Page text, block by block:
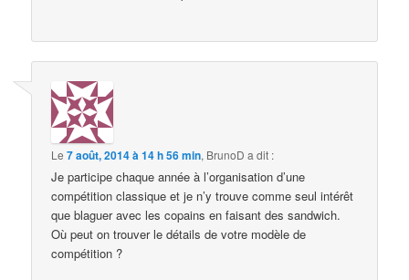
Le7 août, 2014 à 14 h 56 min, BrunoD a dit :
Je participe chaque année à l’organisation d’une
compétition classique et je n’y trouve comme seul intérêt
que blaguer avec les copains en faisant des sandwich.
Où peut on trouver le détails de votre modèle de
compétition ?